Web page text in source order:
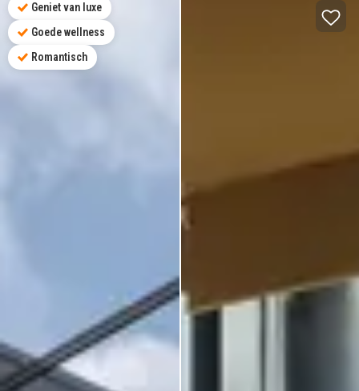
Geniet van luxe
Goede wellness
Romantisch